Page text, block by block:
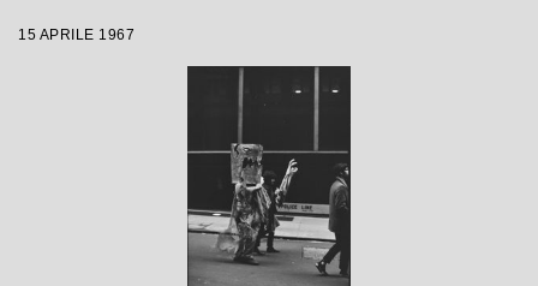
invitano al ritiro delle truppe
15 APRILE 1967